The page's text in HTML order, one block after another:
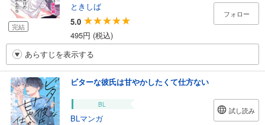
完結
ときしば
5.0
495円 (税込)
フォロー
あらすじを表示する
ビターな彼氏は甘やかしたくて仕方ない
BL
BLマンガ
試し読み